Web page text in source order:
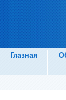
Главная